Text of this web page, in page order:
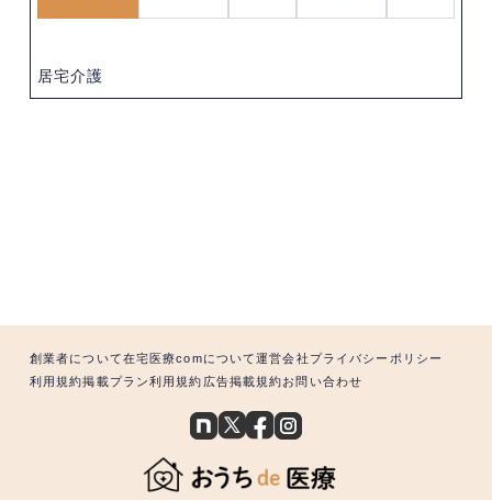
居宅介護
創業者について在宅医療comについて運営会社 プライバシーポリシー
利用規約掲載プラン利用規約 広告掲載規約お問い合わせ